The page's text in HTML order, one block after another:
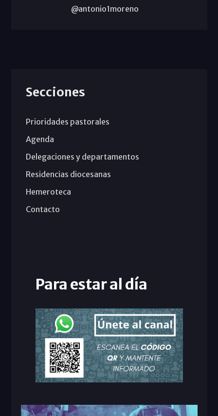
@antonio1moreno
Secciones
Prioridades pastorales
Agenda
Delegaciones y departamentos
Residencias diocesanas
Hemeroteca
Contacto
Para estar al día